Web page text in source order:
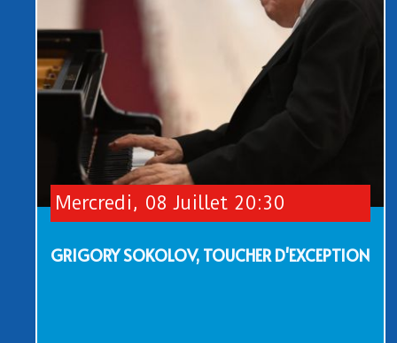
Mercredi, 08 Juillet 20:30
GRIGORY SOKOLOV, TOUCHER D'EXCEPTION